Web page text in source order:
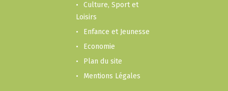
Culture, Sport et
Loisirs
Enfance et Jeunesse
Economie
Plan du site
Mentions Légales